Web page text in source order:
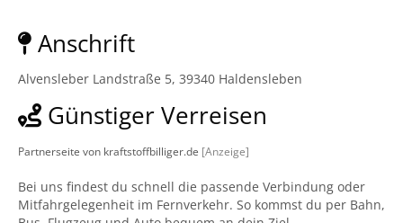
Anschrift
Alvensleber Landstraße 5, 39340 Haldensleben
Günstiger Verreisen
Partnerseite von kraftstoffbilliger.de [Anzeige]
Bei uns findest du schnell die passende Verbindung oder
Mitfahrgelegenheit im Fernverkehr. So kommst du per Bahn,